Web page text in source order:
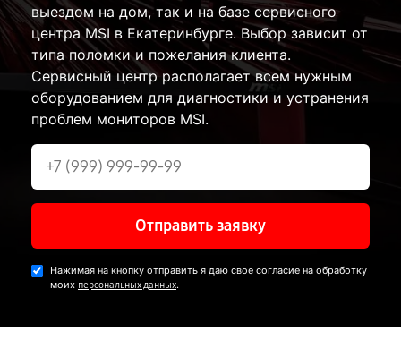
выездом на дом, так и на базе сервисного
центра MSI в Екатеринбурге. Выбор зависит от
типа поломки и пожелания клиента.
Сервисный центр располагает всем нужным
оборудованием для диагностики и устранения
проблем мониторов MSI.
Отправить заявку
Нажимая на кнопку отправить я даю свое согласие на обработку
моих персональных данных.